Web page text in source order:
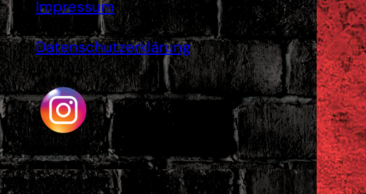
Impressum
Datenschutzerklärung